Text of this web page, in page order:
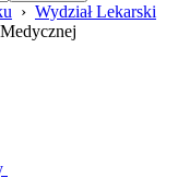
› Wydział Lekarski